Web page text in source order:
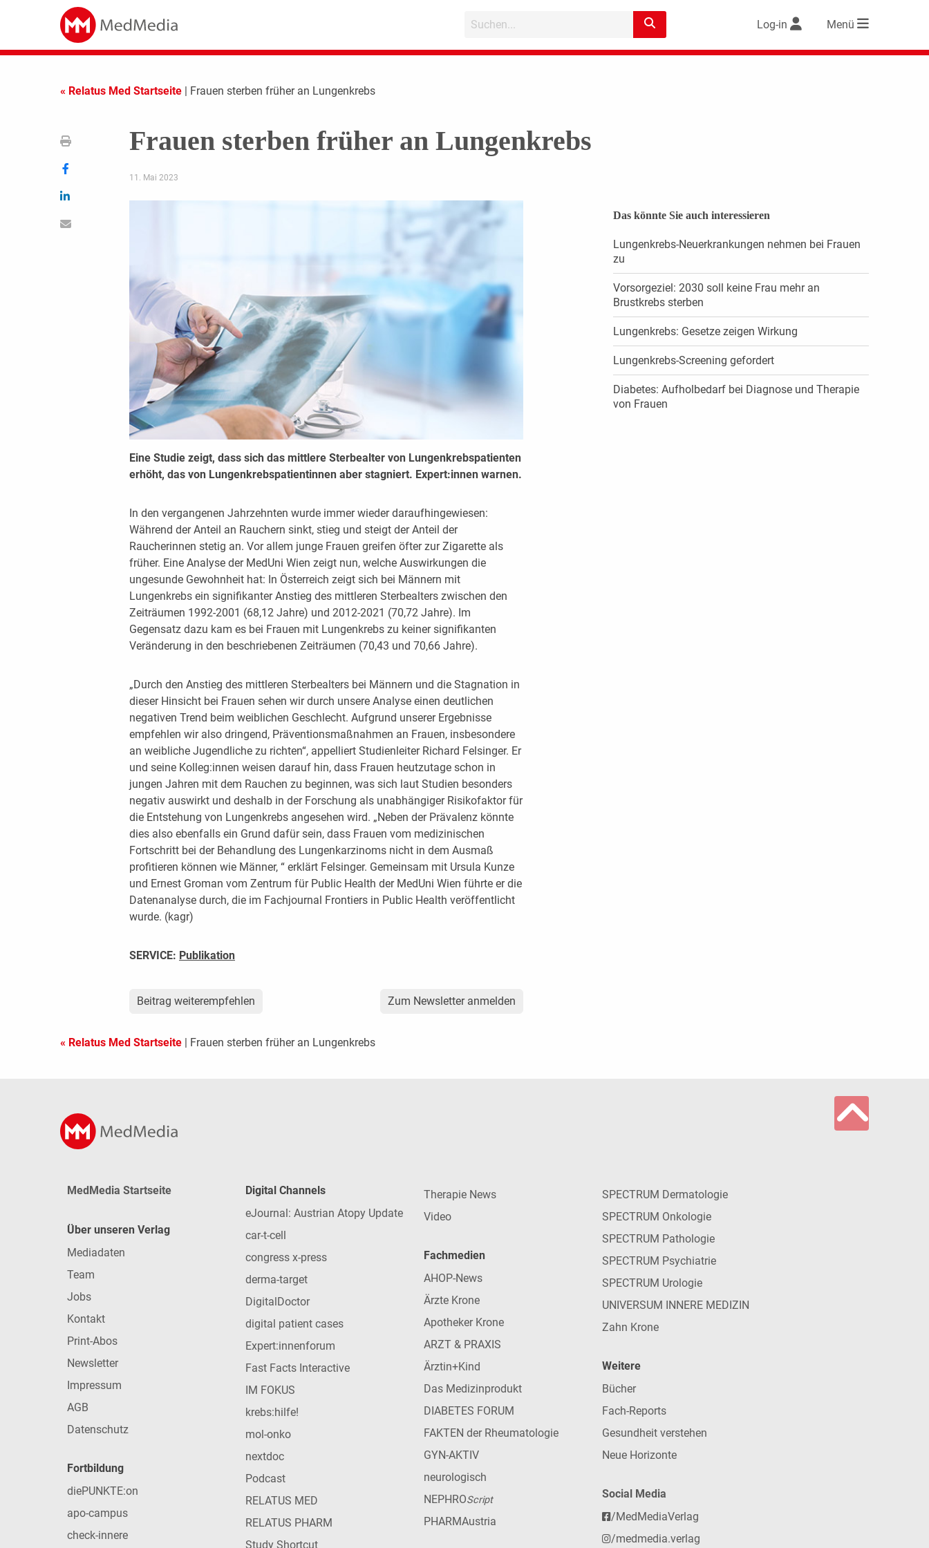
Log-in Menü
« Relatus Med Startseite | Frauen sterben früher an Lungenkrebs
Frauen sterben früher an Lungenkrebs
11. Mai 2023
Eine Studie zeigt, dass sich das mittlere Sterbealter von Lungenkrebspatienten
erhöht, das von Lungenkrebspatientinnen aber stagniert. Expert:innen warnen.
In den vergangenen Jahrzehnten wurde immer wieder daraufhingewiesen:
Während der Anteil an Rauchern sinkt, stieg und steigt der Anteil der
Raucherinnen stetig an. Vor allem junge Frauen greifen öfter zur Zigarette als
früher. Eine Analyse der MedUni Wien zeigt nun, welche Auswirkungen die
ungesunde Gewohnheit hat: In Österreich zeigt sich bei Männern mit
Lungenkrebs ein signifikanter Anstieg des mittleren Sterbealters zwischen den
Zeiträumen 1992-2001 (68,12 Jahre) und 2012-2021 (70,72 Jahre). Im
Gegensatz dazu kam es bei Frauen mit Lungenkrebs zu keiner signifikanten
Veränderung in den beschriebenen Zeiträumen (70,43 und 70,66 Jahre).
„Durch den Anstieg des mittleren Sterbealters bei Männern und die Stagnation in
dieser Hinsicht bei Frauen sehen wir durch unsere Analyse einen deutlichen
negativen Trend beim weiblichen Geschlecht. Aufgrund unserer Ergebnisse
empfehlen wir also dringend, Präventionsmaßnahmen an Frauen, insbesondere
an weibliche Jugendliche zu richten“, appelliert Studienleiter Richard Felsinger. Er
und seine Kolleg:innen weisen darauf hin, dass Frauen heutzutage schon in
jungen Jahren mit dem Rauchen zu beginnen, was sich laut Studien besonders
negativ auswirkt und deshalb in der Forschung als unabhängiger Risikofaktor für
die Entstehung von Lungenkrebs angesehen wird. „Neben der Prävalenz könnte
dies also ebenfalls ein Grund dafür sein, dass Frauen vom medizinischen
Fortschritt bei der Behandlung des Lungenkarzinoms nicht in dem Ausmaß
profitieren können wie Männer, “ erklärt Felsinger. Gemeinsam mit Ursula Kunze
und Ernest Groman vom Zentrum für Public Health der MedUni Wien führte er die
Datenanalyse durch, die im Fachjournal Frontiers in Public Health veröffentlicht
wurde. (kagr)
SERVICE: Publikation
Beitrag weiterempfehlen Zum Newsletter anmelden
Das könnte Sie auch interessieren
Lungenkrebs-Neuerkrankungen nehmen bei Frauen
zu
Vorsorgeziel: 2030 soll keine Frau mehr an
Brustkrebs sterben
Lungenkrebs: Gesetze zeigen Wirkung
Lungenkrebs-Screening gefordert
Diabetes: Aufholbedarf bei Diagnose und Therapie
von Frauen
« Relatus Med Startseite | Frauen sterben früher an Lungenkrebs
MedMedia Startseite
Über unseren Verlag
Mediadaten
Team
Jobs
Kontakt
Print-Abos
Newsletter
Impressum
AGB
Datenschutz
Fortbildung
diePUNKTE:on
apo-campus
check-innere
Digital Channels
eJournal: Austrian Atopy Update
car-t-cell
congress x-press
derma-target
DigitalDoctor
digital patient cases
Expert:innenforum
Fast Facts Interactive
IM FOKUS
krebs:hilfe!
mol-onko
nextdoc
Podcast
RELATUS MED
RELATUS PHARM
Study Shortcut
Therapie News
Video
Fachmedien
AHOP-News
Ärzte Krone
Apotheker Krone
ARZT & PRAXIS
Ärztin+Kind
Das Medizinprodukt
DIABETES FORUM
FAKTEN der Rheumatologie
GYN-AKTIV
neurologisch
NEPHROScript
PHARMAustria
SPECTRUM Dermatologie
SPECTRUM Onkologie
SPECTRUM Pathologie
SPECTRUM Psychiatrie
SPECTRUM Urologie
UNIVERSUM INNERE MEDIZIN
Zahn Krone
Weitere
Bücher
Fach-Reports
Gesundheit verstehen
Neue Horizonte
Social Media
/MedMediaVerlag
/medmedia.verlag